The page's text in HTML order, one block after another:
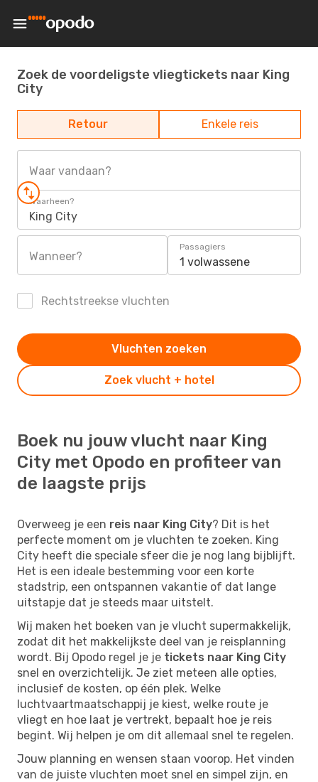
Zoek de voordeligste vliegtickets naar King
City
Retour Enkele reis
Waar vandaan?
Waarheen?
King City
Wanneer?
Passagiers
1 volwassene
Rechtstreekse vluchten
Zoek vlucht + hotel
Vluchten zoeken
Boek nu jouw vlucht naar King
City met Opodo en profiteer van
de laagste prijs
Overweeg je een reis naar King City? Dit is het
perfecte moment om je vluchten te zoeken. King
City heeft die speciale sfeer die je nog lang bijblijft.
Het is een ideale bestemming voor een korte
stadstrip, een ontspannen vakantie of dat lange
uitstapje dat je steeds maar uitstelt.
Wij maken het boeken van je vlucht supermakkelijk,
zodat dit het makkelijkste deel van je reisplanning
wordt. Bij Opodo regel je je tickets naar King City
snel en overzichtelijk. Je ziet meteen alle opties,
inclusief de kosten, op één plek. Welke
luchtvaartmaatschappij je kiest, welke route je
vliegt en hoe laat je vertrekt, bepaalt hoe je reis
begint. Wij helpen je om dit allemaal snel te regelen.
Jouw planning en wensen staan voorop. Het vinden
van de juiste vluchten moet snel en simpel zijn, en